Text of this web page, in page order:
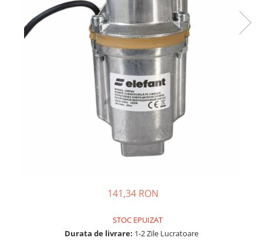
Generatoare Curent
Scule & Echipamente Auto
Redresoare Auto
Consumabile,Accesorii
Cricuri Hidraulice Auto
Polizoare & Rotopercutoare &
Masini de Gaurit & Rotopercutoare
Drujba & Motocoasa & Fierastrau &
Accesorii & Consumabile
141,34 RON
STOC EPUIZAT
Durata de livrare: 1-2 Zile Lucratoare